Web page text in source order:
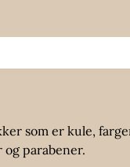
som er kule,
parabener.